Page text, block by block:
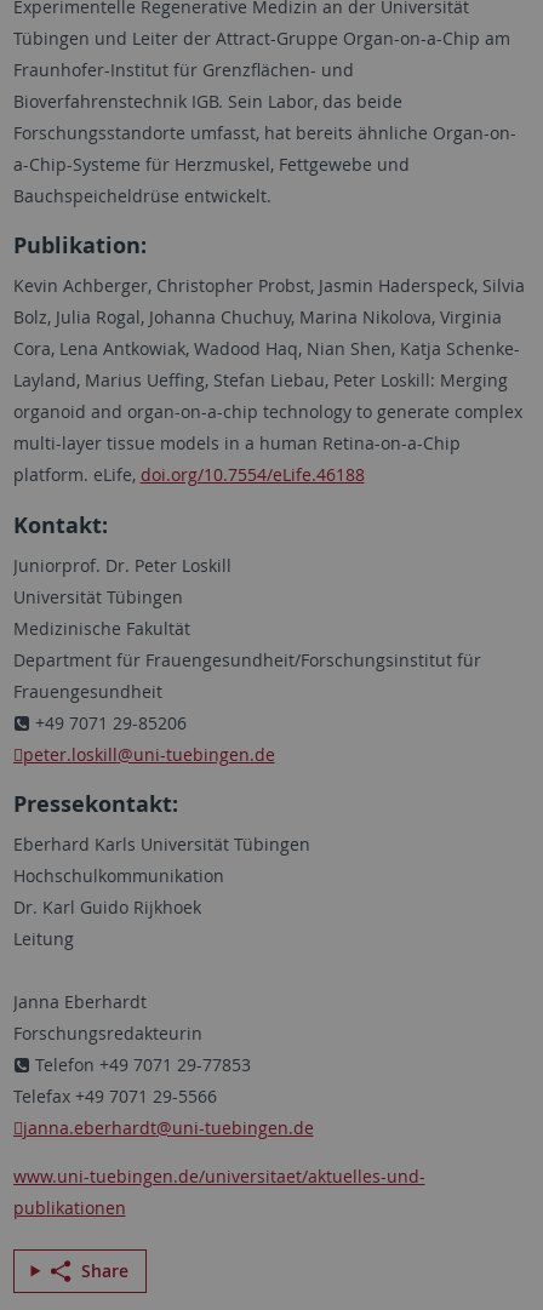
Experimentelle Regenerative Medizin an der Universität
Tübingen und Leiter der Attract-Gruppe Organ-on-a-Chip am
Fraunhofer-Institut für Grenzflächen- und
Bioverfahrenstechnik IGB. Sein Labor, das beide
Forschungsstandorte umfasst, hat bereits ähnliche Organ-on-
a-Chip-Systeme für Herzmuskel, Fettgewebe und
Bauchspeicheldrüse entwickelt.
Publikation:
Kevin Achberger, Christopher Probst, Jasmin Haderspeck, Silvia
Bolz, Julia Rogal, Johanna Chuchuy, Marina Nikolova, Virginia
Cora, Lena Antkowiak, Wadood Haq, Nian Shen, Katja Schenke-
Layland, Marius Ueffing, Stefan Liebau, Peter Loskill: Merging
organoid and organ-on-a-chip technology to generate complex
multi-layer tissue models in a human Retina-on-a-Chip
platform. eLife, doi.org/10.7554/eLife.46188
Kontakt:
Juniorprof. Dr. Peter Loskill
Universität Tübingen
Medizinische Fakultät
Department für Frauengesundheit/Forschungsinstitut für
Frauengesundheit
+49 7071 29-85206
peter.loskill@uni-tuebingen.de
Pressekontakt:
Eberhard Karls Universität Tübingen
Hochschulkommunikation
Dr. Karl Guido Rijkhoek
Leitung
Janna Eberhardt
Forschungsredakteurin
Telefon +49 7071 29-77853
Telefax +49 7071 29-5566
janna.eberhardt@uni-tuebingen.de
www.uni-tuebingen.de/universitaet/aktuelles-und-
publikationen
Share